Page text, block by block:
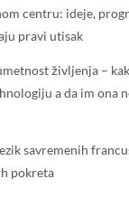
centru: ideje,
pravi utisak
življenja –
a da im ona
savremenih
pokreta